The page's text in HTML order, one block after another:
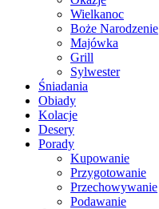
Wielkanoc
Boże Narodzenie
Majówka
Grill
Sylwester
Śniadania
Obiady
Kolacje
Desery
Porady
Kupowanie
Przygotowanie
Przechowywanie
Podawanie